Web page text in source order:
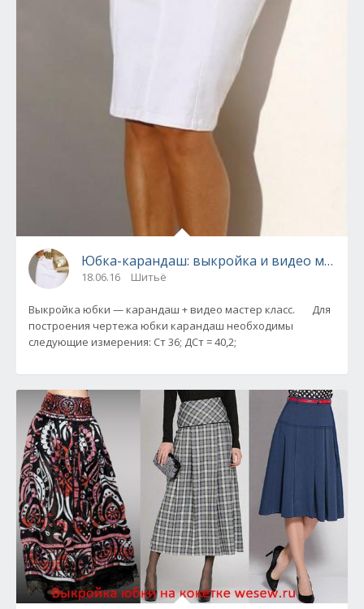
Юбка-карандаш: выкройка и видео мастер-
18.06.16 Шитьё
Выкройка юбки — карандаш + видео мастер класс. Для
построения чертежа юбки карандаш необходимы
следующие измерения: Ст 36; ДСт = 40,2;